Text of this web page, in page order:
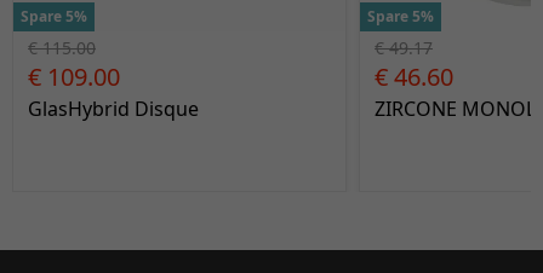
Spare 5%
€ 115.00
€ 109.00
GlasHybrid Disque
Spare 5%
€ 49.17
€ 46.60
ZIRCONE